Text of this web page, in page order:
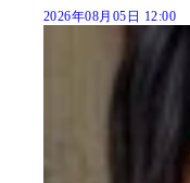
2026年08月05日 12:00